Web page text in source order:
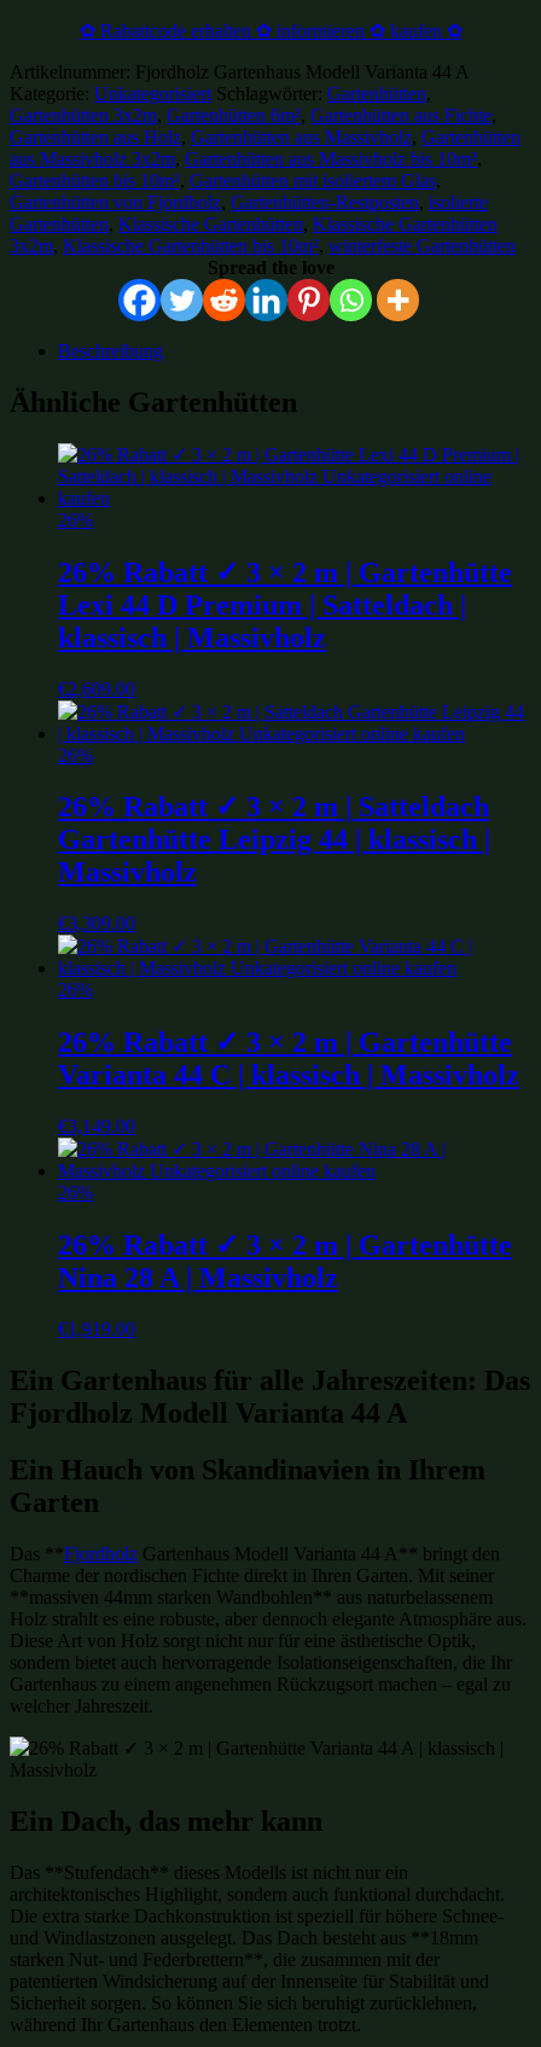
✿ Rabattcode erhalten ✿ informieren ✿ kaufen ✿
Artikelnummer: Fjordholz Gartenhaus Modell Varianta 44 A
Kategorie: Unkategorisiert Schlagwörter: Gartenhütten,
Gartenhütten 3x2m, Gartenhütten 6m², Gartenhütten aus Fichte,
Gartenhütten aus Holz, Gartenhütten aus Massivholz, Gartenhütten
aus Massivholz 3x2m, Gartenhütten aus Massivholz bis 10m²,
Gartenhütten bis 10m², Gartenhütten mit isoliertem Glas,
Gartenhütten von Fjordholz, Gartenhütten-Restposten, isolierte
Gartenhütten, Klassische Gartenhütten, Klassische Gartenhütten
3x2m, Klassische Gartenhütten bis 10m², winterfeste Gartenhütten
Spread the love
Beschreibung
Ähnliche Gartenhütten
26%
26% Rabatt ✓ 3 × 2 m | Gartenhütte
Lexi 44 D Premium | Satteldach |
klassisch | Massivholz
€2,609.00
26%
26% Rabatt ✓ 3 × 2 m | Satteldach
Gartenhütte Leipzig 44 | klassisch |
Massivholz
€3,309.00
26%
26% Rabatt ✓ 3 × 2 m | Gartenhütte
Varianta 44 C | klassisch | Massivholz
€3,149.00
26%
26% Rabatt ✓ 3 × 2 m | Gartenhütte
Nina 28 A | Massivholz
€1,919.00
Ein Gartenhaus für alle Jahreszeiten: Das
Fjordholz Modell Varianta 44 A
Ein Hauch von Skandinavien in Ihrem
Garten
Das **Fjordholz Gartenhaus Modell Varianta 44 A** bringt den
Charme der nordischen Fichte direkt in Ihren Garten. Mit seiner
**massiven 44mm starken Wandbohlen** aus naturbelassenem
Holz strahlt es eine robuste, aber dennoch elegante Atmosphäre aus.
Diese Art von Holz sorgt nicht nur für eine ästhetische Optik,
sondern bietet auch hervorragende Isolationseigenschaften, die Ihr
Gartenhaus zu einem angenehmen Rückzugsort machen – egal zu
welcher Jahreszeit.
Ein Dach, das mehr kann
Das **Stufendach** dieses Modells ist nicht nur ein
architektonisches Highlight, sondern auch funktional durchdacht.
Die extra starke Dachkonstruktion ist speziell für höhere Schnee-
und Windlastzonen ausgelegt. Das Dach besteht aus **18mm
starken Nut- und Federbrettern**, die zusammen mit der
patentierten Windsicherung auf der Innenseite für Stabilität und
Sicherheit sorgen. So können Sie sich beruhigt zurücklehnen,
während Ihr Gartenhaus den Elementen trotzt.